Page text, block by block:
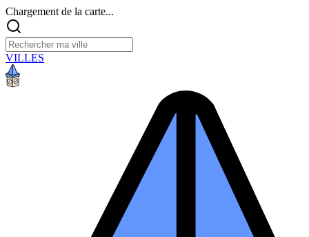
Chargement de la carte...
VILLES